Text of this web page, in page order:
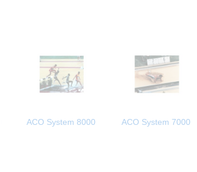
ACO System 8000 ACO System 7000